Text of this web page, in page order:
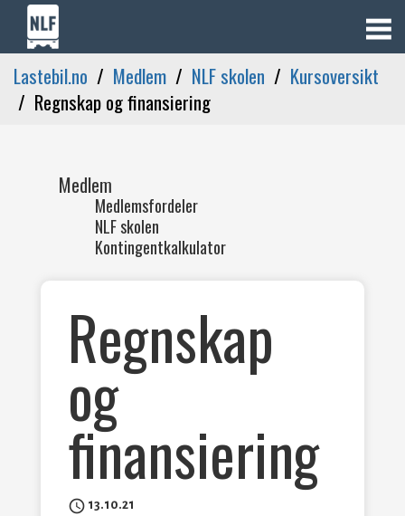
Lastebil.no Medlem NLF skolen
Kursoversikt
Regnskap og finansiering
Medlem
Medlemsfordeler
NLF skolen
Kontingentkalkulator
Regnskap
og
finansiering
access_time 13.10.21